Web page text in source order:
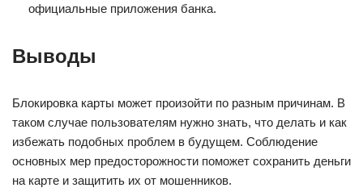
официальные приложения банка.
Выводы
Блокировка карты может произойти по разным причинам. В
таком случае пользователям нужно знать, что делать и как
избежать подобных проблем в будущем. Соблюдение
основных мер предосторожности поможет сохранить деньги
на карте и защитить их от мошенников.